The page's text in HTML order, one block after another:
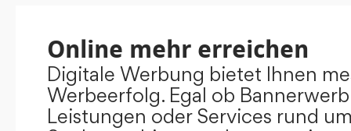
Online mehr erreichen
Digitale Werbung bietet Ihnen
Werbeerfolg. Egal ob
Leistungen oder Services rund